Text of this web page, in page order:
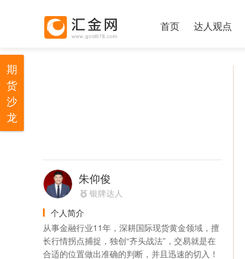
首页 达人观点
朱仰俊
银牌达人
个人简介
从事金融行业11年，深耕国际现货黄金领域，擅
长行情拐点捕捉，独创“齐头战法”，交易就是在
合适的位置做出准确的判断，并且迅速的切入！
期
货
沙
龙